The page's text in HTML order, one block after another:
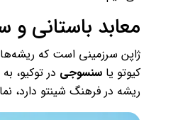
معابد باستانی
ژاپن سرزمینی است که
کیوتو یا سنسوجی در توکیو،
ریشه در فرهنگ شینتو دارد،